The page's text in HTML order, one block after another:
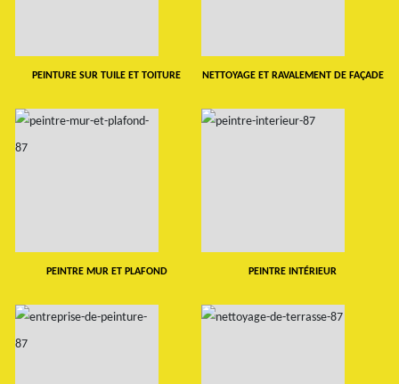
PEINTURE SUR TUILE ET TOITURE NETTOYAGE ET RAVALEMENT DE FAÇADE
PEINTRE MUR ET PLAFOND PEINTRE INTÉRIEUR